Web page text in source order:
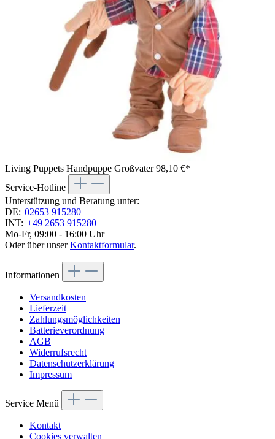
Living Puppets Handpuppe Großvater98,10 €*
Service-Hotline
Unterstützung und Beratung unter:
DE: 02653 915280
INT: +49 2653 915280
Mo-Fr, 09:00 - 16:00 Uhr
Oder über unserKontaktformular.
Informationen
Versandkosten
Lieferzeit
Zahlungsmöglichkeiten
Batterieverordnung
AGB
Widerrufsrecht
Datenschutzerklärung
Impressum
Service Menü
Kontakt
Cookies verwalten